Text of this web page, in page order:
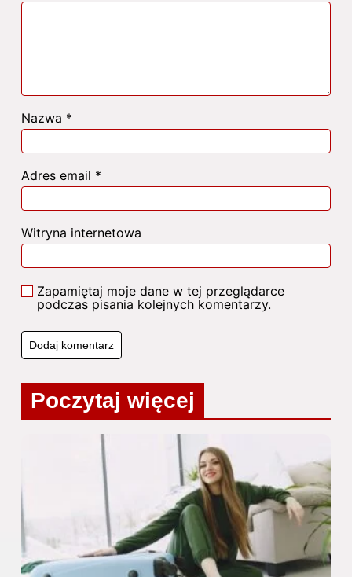
Nazwa *
Adres email *
Witryna internetowa
Zapamiętaj moje dane w tej przeglądarce
podczas pisania kolejnych komentarzy.
Poczytaj więcej